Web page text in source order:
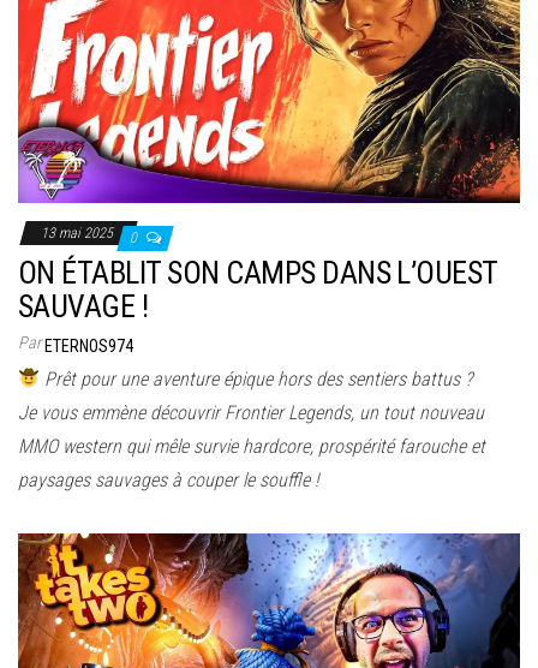
13 mai 2025 0
ON ÉTABLIT SON CAMPS DANS L’OUEST
SAUVAGE !
ParETERNOS974
Prêt pour une aventure épique hors des sentiers battus ?
Je vous emmène découvrir Frontier Legends, un tout nouveau
MMO western qui mêle survie hardcore, prospérité farouche et
paysages sauvages à couper le souffle !